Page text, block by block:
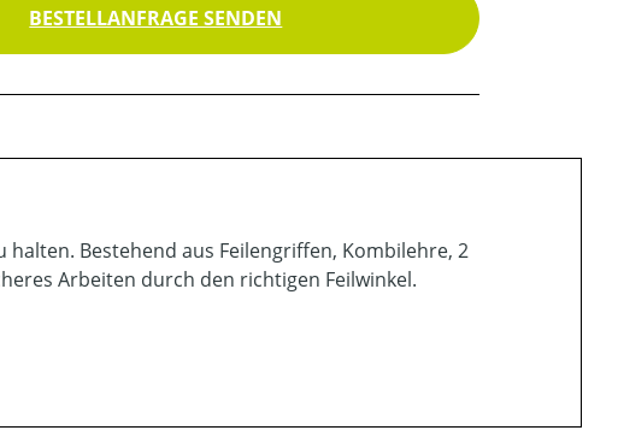
BESTELLANFRAGE SENDEN
Bestehend aus Feilengriffen, Kombilehre, 2
Arbeiten durch den richtigen Feilwinkel.